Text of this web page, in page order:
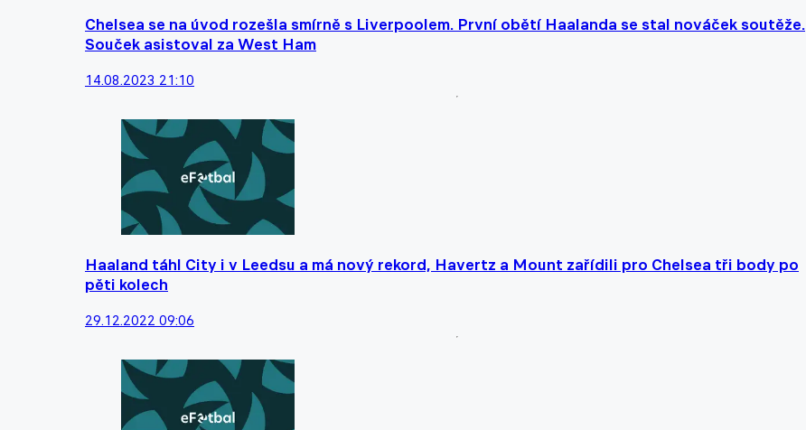
Chelsea se na úvod rozešla smírně s Liverpoolem. První obětí Haalanda se stal nováček soutěže.
Souček asistoval za West Ham
14.08.2023 21:10
Haaland táhl City i v Leedsu a má nový rekord, Havertz a Mount zařídili pro Chelsea tři body po
pěti kolech
29.12.2022 09:06